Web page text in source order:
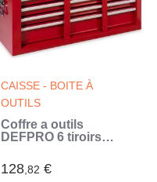
CAISSE - BOITE À
OUTILS
Coffre a outils
DEFPRO 6 tiroirs
128,82 €